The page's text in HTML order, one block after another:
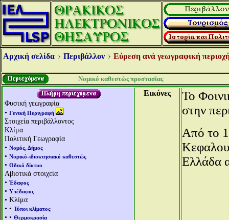
Αρχική σελίδα Περιβάλλον Εύρεση ανά γεωγραφική
Νομικό καθεστώς προστασίας
Φυσική γεωγραφία
• Γενική Περιγραφή
Στοιχεία περιβάλλοντος
Κλίμα
Πολιτική Γεωγραφία
• Νομός, Δήμος
• Νομικό-ιδιοκτησιακό καθεστώς
• Οδικό δίκτυο
Αβιοτικά στοιχεία
•Έδαφος
• Υπέδαφος
• Κλίμα
• • Τύποι κλίματος
• • Θερμοκρασία
Εικόνες
Το
στην
Από το
Ελλάδα